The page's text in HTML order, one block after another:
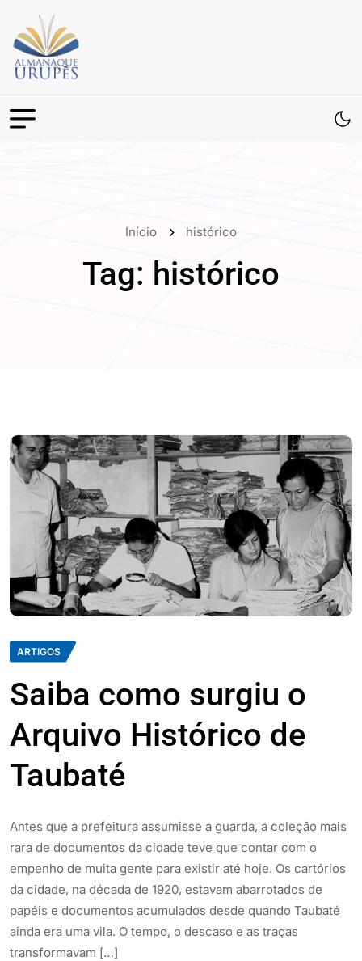
Início histórico
Tag: histórico
ARTIGOS
Saiba como surgiu o
Arquivo Histórico de
Taubaté
Antes que a prefeitura assumisse a guarda, a coleção mais
rara de documentos da cidade teve que contar com o
empenho de muita gente para existir até hoje. Os cartórios
da cidade, na década de 1920, estavam abarrotados de
papéis e documentos acumulados desde quando Taubaté
ainda era uma vila. O tempo, o descaso e as traças
transformavam […]